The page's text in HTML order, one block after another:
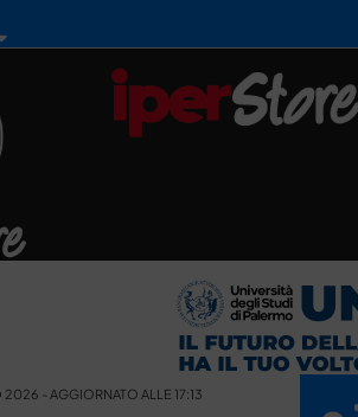
- AGGIORNATO ALLE 17:13